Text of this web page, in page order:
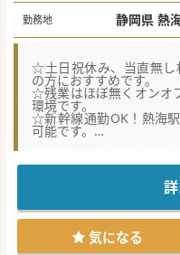
勤務地 静岡県
☆土日祝休み、当直無し
の方におすすめです。
☆残業はほぼ無くオンオ
環境です。
☆新幹線通勤OK！熱海
可能です。
一年を通して温暖な環境
メリハリのある働き方が
東京駅まで新幹線で1時
方もご勤務可能です。
赴任手当・独身寮も完備
ですので、お気軽にお問
気になる